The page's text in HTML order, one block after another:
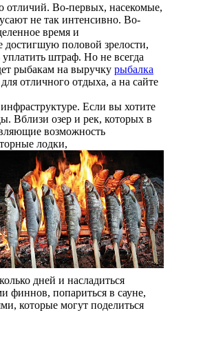
отличий. Во-первых, насекомые,
не так интенсивно. Во-
время и
половой зрелости,
штраф. Но не всегда
рыбакам на выручку рыбалка
отличного отдыха, а на сайте
Если вы хотите
Вблизи озер и рек, которых в
возможность
лодки,
дней и насладиться
финнов, попариться в сауне,
которые могут поделиться